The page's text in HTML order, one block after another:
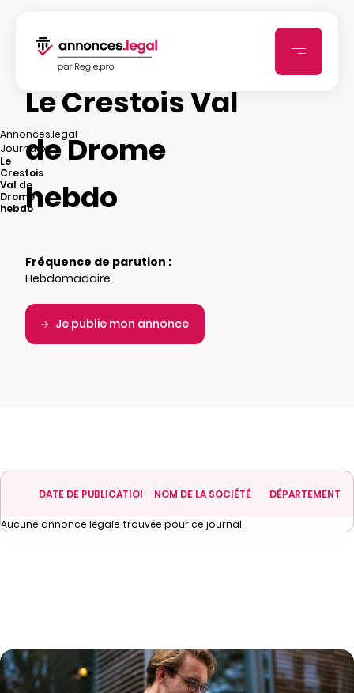
Annonces.legal
|
Journaux
|
Le
Crestois
Val de
Drome
hebdo
Le Crestois Val
de Drome
hebdo
Fréquence de parution :
Hebdomadaire
Je publie mon annonce
DATE DE PUBLICATION NOM DE LA SOCIÉTÉ DÉPARTEMENT
Aucune annonce légale trouvée pour ce journal.